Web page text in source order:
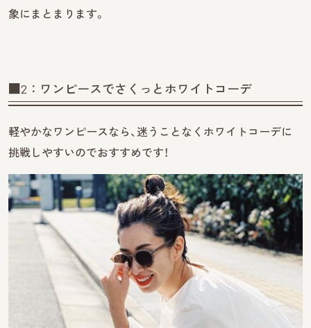
象にまとまります。
■2：ワンピースでさくっとホワイトコーデ
軽やかなワンピースなら、迷うことなくホワイトコーデに
挑戦しやすいのでおすすめです！